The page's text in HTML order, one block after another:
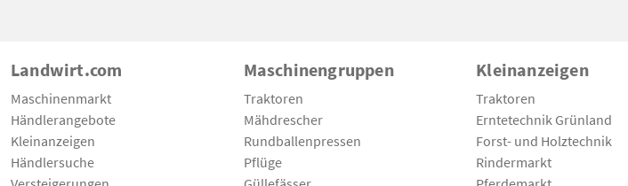
Landwirt.com
Maschinenmarkt
Händlerangebote
Kleinanzeigen
Händlersuche
Maschinengruppen
Traktoren
Mähdrescher
Rundballenpressen
Pflüge
Kleinanzeigen
Traktoren
Erntetechnik Grünland
Forst- und Holztechnik
Rindermarkt